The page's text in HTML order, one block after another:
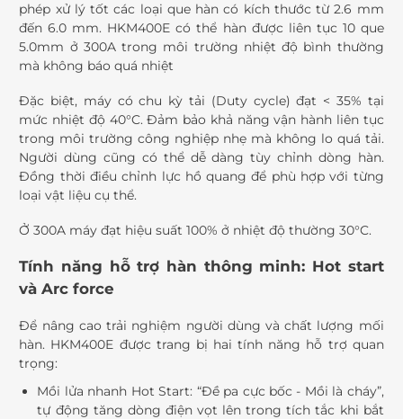
phép xử lý tốt các loại que hàn có kích thước từ 2.6 mm
đến 6.0 mm. HKM400E có thể hàn được liên tục 10 que
5.0mm ở 300A trong môi trường nhiệt độ bình thường
mà không báo quá nhiệt
Đặc biệt, máy có chu kỳ tải (Duty cycle) đạt < 35% tại
mức nhiệt độ 40°C. Đảm bảo khả năng vận hành liên tục
trong môi trường công nghiệp nhẹ mà không lo quá tải.
Người dùng cũng có thể dễ dàng tùy chỉnh dòng hàn.
Đồng thời điều chỉnh lực hồ quang để phù hợp với từng
loại vật liệu cụ thể.
Ở 300A máy đạt hiệu suất 100% ở nhiệt độ thường 30°C.
Tính năng hỗ trợ hàn thông minh: Hot start
và Arc force
Để nâng cao trải nghiệm người dùng và chất lượng mối
hàn. HKM400E được trang bị hai tính năng hỗ trợ quan
trọng:
Mồi lửa nhanh Hot Start: “Đề pa cực bốc - Mồi là cháy”,
tự động tăng dòng điện vọt lên trong tích tắc khi bắt